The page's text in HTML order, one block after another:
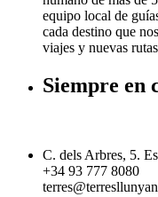
equipo local de
cada destino que
viajes y nuevas
Siempre en
C. dels Arbres, 5.
+34 93 777 8080